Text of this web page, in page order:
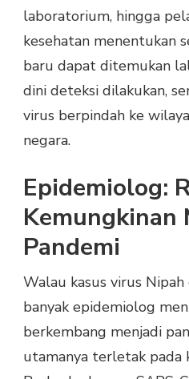
laboratorium, hingga
kesehatan menentukan
baru dapat ditemukan
dini deteksi dilakukan,
virus berpindah ke
negara.
Epidemiolog:
Kemungkinan
Pandemi
Walau kasus virus
banyak epidemiolog
berkembang menjadi
utamanya terletak pada